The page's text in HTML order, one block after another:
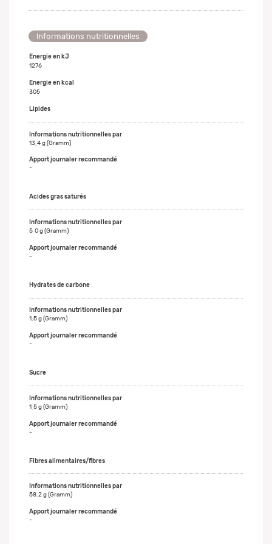
Informations nutritionnelles
Energie en kJ
1276
Energie en kcal
305
Lipides
13,4 g (Gramm)
-
Acides gras saturés
5,0 g (Gramm)
-
Hydrates de carbone
1,5 g (Gramm)
-
Sucre
1,5 g (Gramm)
-
Fibres alimentaires/fibres
58,2 g (Gramm)
-